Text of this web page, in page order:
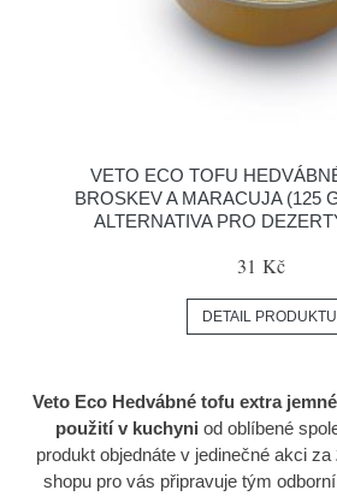
VETO ECO TOFU
BROSKEV A MARACUJA (125
ALTERNATIVA PRO
31 Kč
DETAIL PRODUKTU
Veto Eco Hedvábné tofu extra
použití v kuchyni od oblíbené
produkt objednáte v jedinečné akci za
shopu pro vás připravuje tým